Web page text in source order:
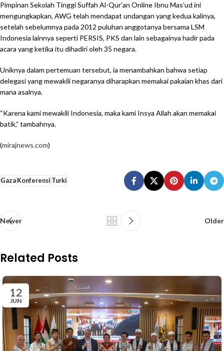
Pimpinan Sekolah Tinggi Suffah Al-Qur’an Online Ibnu Mas’ud ini
mengungkapkan, AWG telah mendapat undangan yang kedua kalinya,
setelah sebelumnya pada 2012 puluhan anggotanya bersama LSM
Indonesia lainnya seperti PERSIS, PKS dan lain sebagainya hadir pada
acara yang ketika itu dihadiri oleh 35 negara.
Uniknya dalam pertemuan tersebut, ia menambahkan bahwa setiap
delegasi yang mewakili negaranya diharapkan memakai pakaian khas dari
mana asalnya.
“Karena kami mewakili Indonesia, maka kami Insya Allah akan memakai
batik,” tambahnya.
(mirajnews.com)
GazaKonferensi Turki
Newer Older
Related Posts
12
JUN